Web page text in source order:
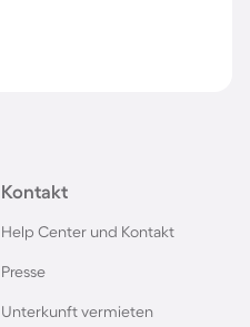
Kontakt
Help Center und Kontakt
Presse
Unterkunft vermieten